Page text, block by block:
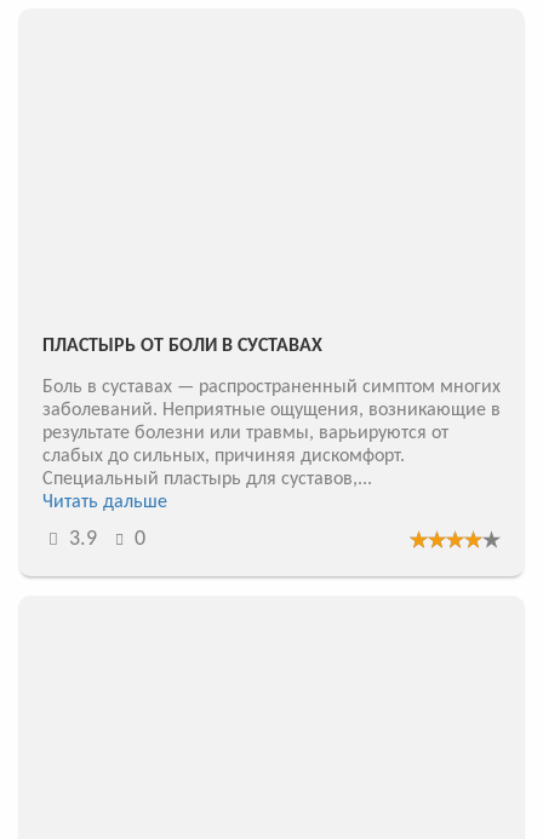
ПЛАСТЫРЬ ОТ БОЛИ В СУСТАВАХ
Боль в суставах — распространенный симптом многих
заболеваний. Неприятные ощущения, возникающие в
результате болезни или травмы, варьируются от
слабых до сильных, причиняя дискомфорт.
Специальный пластырь для суставов,...
Читать дальше
3.9 0